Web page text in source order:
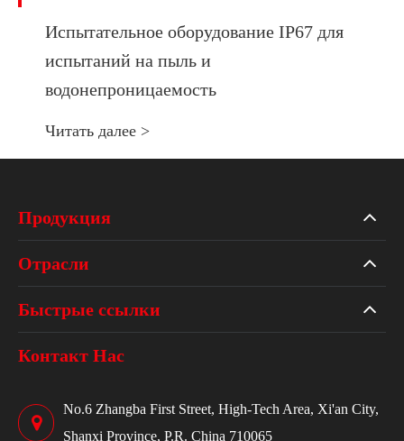
Испытательное оборудование IP67 для
испытаний на пыль и
водонепроницаемость
Читать далее >
Продукция
Отрасли
Быстрые ссылки
Контакт Нас
No.6 Zhangba First Street, High-Tech Area, Xi'an City,
Shanxi Province, P.R. China 710065